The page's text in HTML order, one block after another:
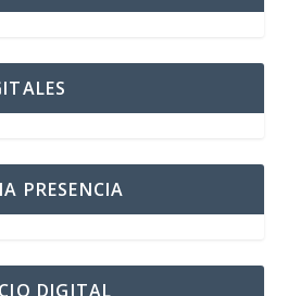
PRESENCIA
DIGITAL